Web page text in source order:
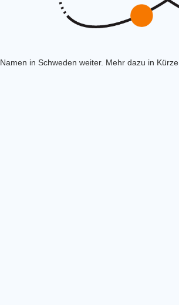
in Schweden weiter. Mehr dazu in Kürze.